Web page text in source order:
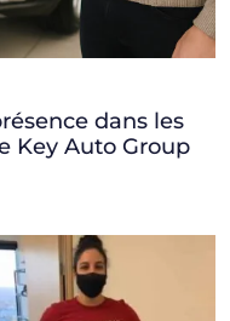
dans les
Key Auto Group